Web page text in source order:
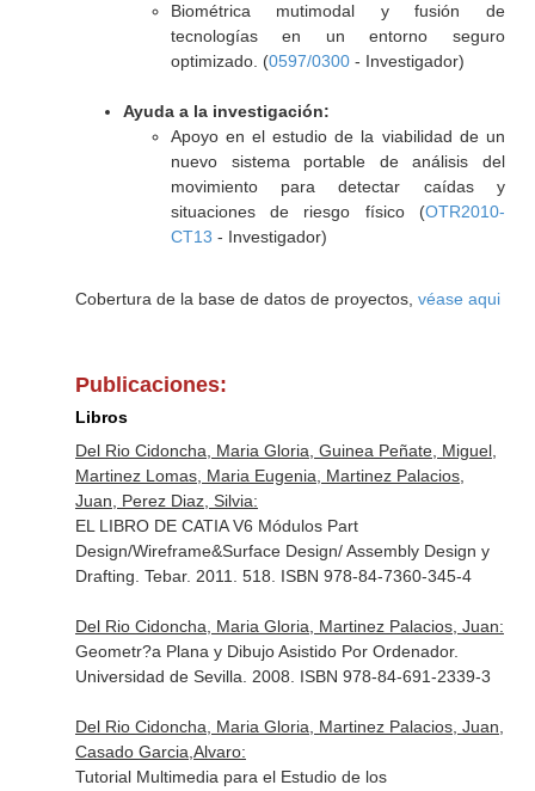
Biométrica mutimodal y fusión de
tecnologías en un entorno seguro
optimizado. (0597/0300- Investigador)
Ayuda a la investigación:
Apoyo en el estudio de la viabilidad de un
nuevo sistema portable de análisis del
movimiento para detectar caídas y
situaciones de riesgo físico (OTR2010-
CT13 - Investigador)
Cobertura de la base de datos de proyectos, véase aqui
Publicaciones:
Libros
Del Rio Cidoncha, Maria Gloria, Guinea Peñate, Miguel,
Martinez Lomas, Maria Eugenia, Martinez Palacios,
Juan, Perez Diaz, Silvia:
EL LIBRO DE CATIA V6 Módulos Part
Design/Wireframe&Surface Design/ Assembly Design y
Drafting. Tebar. 2011. 518. ISBN 978-84-7360-345-4
Del Rio Cidoncha, Maria Gloria, Martinez Palacios, Juan:
Geometr?a Plana y Dibujo Asistido Por Ordenador.
Universidad de Sevilla. 2008. ISBN 978-84-691-2339-3
Del Rio Cidoncha, Maria Gloria, Martinez Palacios, Juan,
Casado Garcia,Alvaro:
Tutorial Multimedia para el Estudio de los